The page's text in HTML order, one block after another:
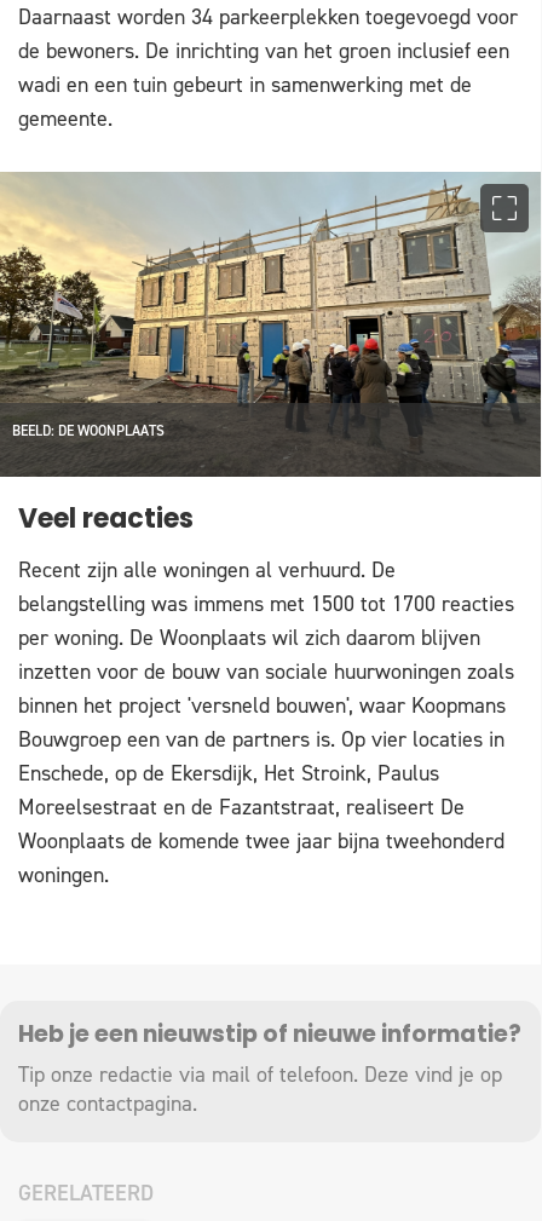
Daarnaast worden 34 parkeerplekken toegevoegd voor
de bewoners. De inrichting van het groen inclusief een
wadi en een tuin gebeurt in samenwerking met de
gemeente.
BEELD: DE WOONPLAATS
Veel reacties
Recent zijn alle woningen al verhuurd. De
belangstelling was immens met 1500 tot 1700 reacties
per woning. De Woonplaats wil zich daarom blijven
inzetten voor de bouw van sociale huurwoningen zoals
binnen het project 'versneld bouwen', waar Koopmans
Bouwgroep een van de partners is. Op vier locaties in
Enschede, op de Ekersdijk, Het Stroink, Paulus
Moreelsestraat en de Fazantstraat, realiseert De
Woonplaats de komende twee jaar bijna tweehonderd
woningen.
Heb je een nieuwstip of nieuwe informatie?
Tip onze redactie via mail of telefoon. Deze vind je op
onze contactpagina.
GERELATEERD